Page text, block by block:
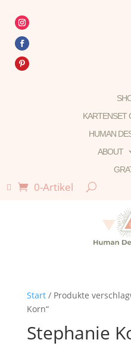
KARTENSET
HUMAN
ABOUT

0-Artikel
Start/ Produkte
Korn“
Stephanie